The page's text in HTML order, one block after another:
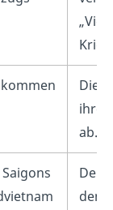
Die
ihre
ab.
Saigons
Der
dem